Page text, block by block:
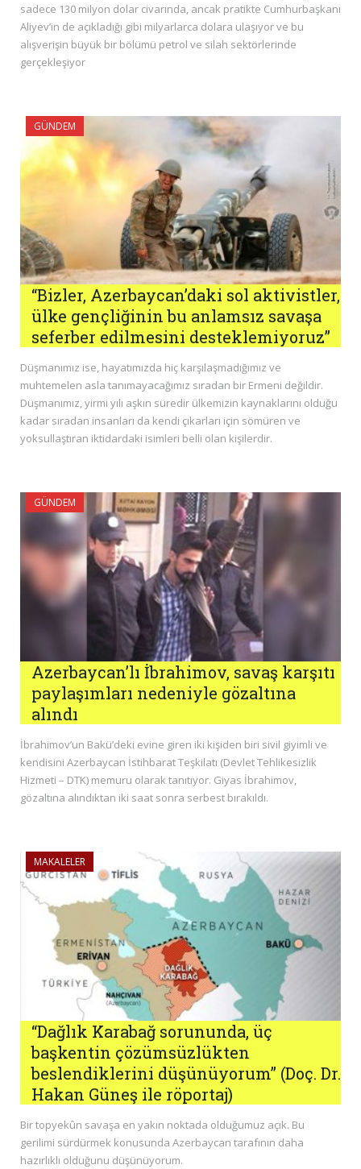
sadece 130 milyon dolar civarında, ancak pratikte Cumhurbaşkanı
Aliyev’in de açıkladığı gibi milyarlarca dolara ulaşıyor ve bu
alışverişin büyük bir bölümü petrol ve silah sektörlerinde
gerçekleşiyor
GÜNDEM
“Bizler, Azerbaycan’daki sol aktivistler,
ülke gençliğinin bu anlamsız savaşa
seferber edilmesini desteklemiyoruz”
Düşmanımız ise, hayatımızda hiç karşılaşmadığımız ve
muhtemelen asla tanımayacağımız sıradan bir Ermeni değildir.
Düşmanımız, yirmi yılı aşkın süredir ülkemizin kaynaklarını olduğu
kadar sıradan insanları da kendi çıkarları için sömüren ve
yoksullaştıran iktidardaki isimleri belli olan kişilerdir.
GÜNDEM
Azerbaycan’lı İbrahimov, savaş karşıtı
paylaşımları nedeniyle gözaltına
alındı
İbrahimov’un Bakü’deki evine giren iki kişiden biri sivil giyimli ve
kendisini Azerbaycan İstihbarat Teşkilatı (Devlet Tehlikesizlik
Hizmeti – DTK) memuru olarak tanıtıyor. Giyas İbrahimov,
gözaltına alındıktan iki saat sonra serbest bırakıldı.
MAKALELER
“Dağlık Karabağ sorununda, üç
başkentin çözümsüzlükten
beslendiklerini düşünüyorum” (Doç. Dr.
Hakan Güneş ile röportaj)
Bir topyekûn savaşa en yakın noktada olduğumuz açık. Bu
gerilimi sürdürmek konusunda Azerbaycan tarafının daha
hazırlıklı olduğunu düşünüyorum.